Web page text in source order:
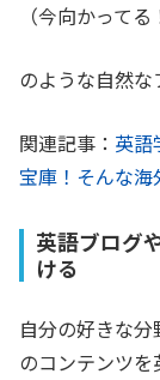
（今向かってる
のような自然な
関連記事： 英語
宝庫！そんな
英語ブログ
ける
自分の好きな分
のコンテンツ